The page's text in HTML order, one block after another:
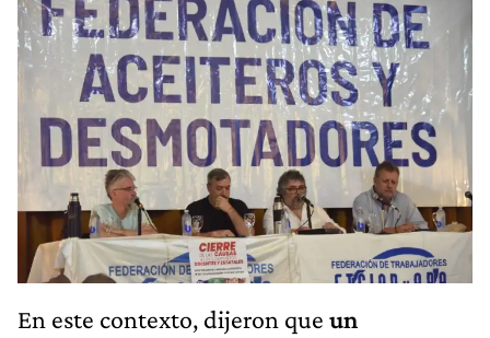
En este contexto, dijeron que un